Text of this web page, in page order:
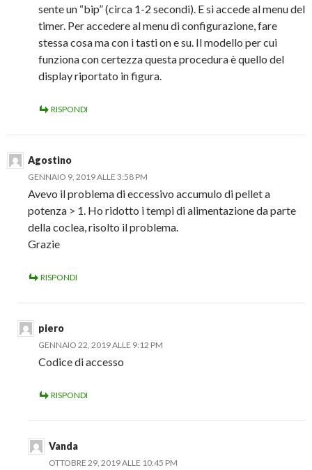
sente un “bip” (circa 1-2 secondi). E si accede al menu del
timer. Per accedere al menu di configurazione, fare
stessa cosa ma con i tasti on e su. Il modello per cui
funziona con certezza questa procedura è quello del
display riportato in figura.
RISPONDI
Agostino
GENNAIO 9, 2019 ALLE 3:58 PM
Avevo il problema di eccessivo accumulo di pellet a
potenza > 1. Ho ridotto i tempi di alimentazione da parte
della coclea, risolto il problema.
Grazie
RISPONDI
piero
GENNAIO 22, 2019 ALLE 9:12 PM
Codice di accesso
RISPONDI
Vanda
OTTOBRE 29, 2019 ALLE 10:45 PM